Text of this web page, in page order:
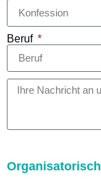
Beruf